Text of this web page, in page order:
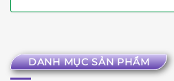
DANH MỤC SẢN PHẨM